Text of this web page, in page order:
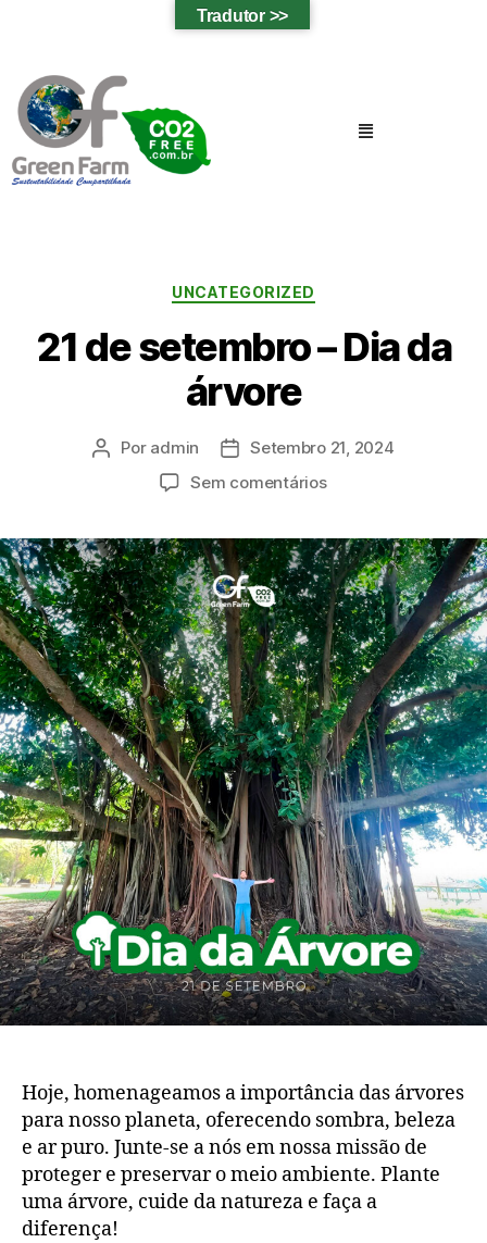
UNCATEGORIZED
21 de setembro – Dia da
árvore
Por admin
Setembro 21, 2024
Sem comentários
Hoje, homenageamos a importância das árvores
para nosso planeta, oferecendo sombra, beleza
e ar puro. Junte-se a nós em nossa missão de
proteger e preservar o meio ambiente. Plante
uma árvore, cuide da natureza e faça a
diferença!
Tradutor >>